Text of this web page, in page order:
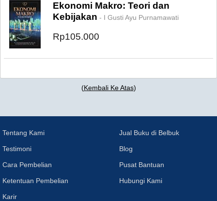
Ekonomi Makro: Teori dan
Kebijakan - I Gusti Ayu Purnamawati
Rp105.000
(Kembali Ke Atas)
Tentang Kami
Testimoni
Cara Pembelian
Ketentuan Pembelian
Karir
Jual Buku di Belbuk
Blog
Pusat Bantuan
Hubungi Kami